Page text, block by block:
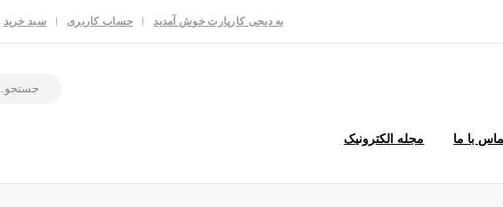
به دیجی کارپارت خوش آمدید حساب کاربری سبد خرید
با ما مجله الکترونیک